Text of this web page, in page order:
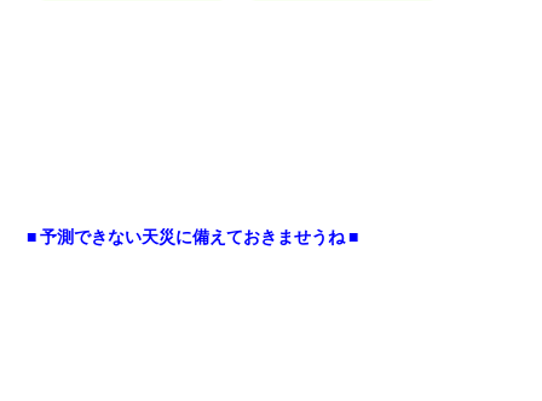
■ 予測できない天災に備えておきませうね ■